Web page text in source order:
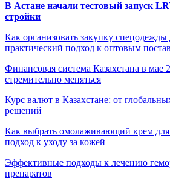
В Астане начали тестовый запуск
стройки
Как организовать закупку спецодежды
практический подход к оптовым
Финансовая система Казахстана в мае
стремительно меняться
Курс валют в Казахстане: от
решений
Как выбрать омолаживающий крем
подход к уходу за кожей
Эффективные подходы к лечению
препаратов